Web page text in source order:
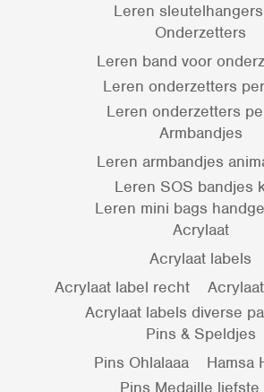
Leren
Onderzetters
Leren band voor
Leren onderzetters
Leren onderzetters
Armbandjes
Leren armbandjes
Leren SOS bandjes
Leren mini bags
Acrylaat
Acrylaat labels
Acrylaat label recht
Acrylaat labels diverse
Pins & Speldjes
Pins Ohlalaaa
Hamsa
Pins Medaille liefste